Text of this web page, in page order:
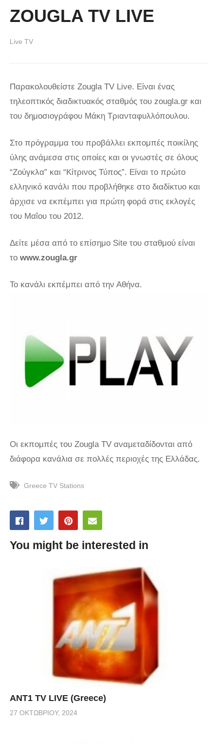
ZOUGLA TV LIVE
Live TV
Παρακολουθείστε Zougla TV Live. Είναι ένας
τηλεοπτικός διαδικτυακός σταθμός του zougla.gr και
του δημοσιογράφου Μάκη Τριανταφυλλόπουλου.
Στο πρόγραμμα του προβάλλει εκπομπές ποικίλης
ύλης ανάμεσα στις οποίες και οι γνωστές σε όλους
“Ζούγκλα” και “Κίτρινος Τύπος”. Είναι το πρώτο
ελληνικό κανάλι που προβλήθηκε στο διαδίκτυο και
άρχισε να εκπέμπει για πρώτη φορά στις εκλογές
του Μαΐου του 2012.
Δείτε μέσα από το επίσημο Site του σταθμού είναι
το www.zougla.gr
Το κανάλι εκπέμπει από την Αθήνα.
Οι εκπομπές του Zougla TV αναμεταδίδονται από
διάφορα κανάλια σε πολλές περιοχές της Ελλάδας.
Greece TV Stations
You might be interested in
ANT1 TV LIVE (Greece)
27 ΟΚΤΩΒΡΊΟΥ, 2024